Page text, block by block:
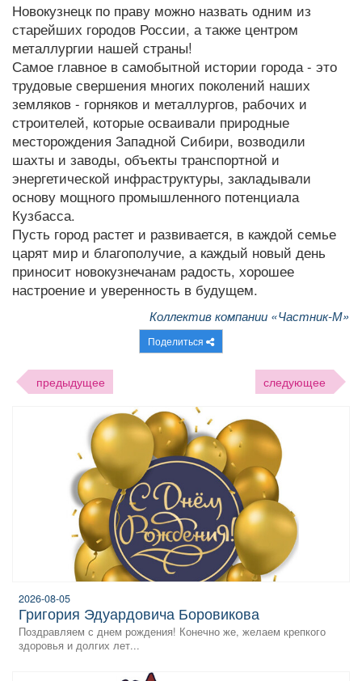
ТВ программа Я - пенсионер
Новокузнецк по праву можно назвать одним из
старейших городов России, а также центром
металлургии нашей страны!
Самое главное в самобытной истории города - это
трудовые свершения многих поколений наших
земляков - горняков и металлургов, рабочих и
строителей, которые осваивали природные
месторождения Западной Сибири, возводили
шахты и заводы, объекты транспортной и
энергетической инфраструктуры, закладывали
основу мощного промышленного потенциала
Кузбасса.
Пусть город растет и развивается, в каждой семье
царят мир и благополучие, а каждый новый день
приносит новокузнечанам радость, хорошее
настроение и уверенность в будущем.
Коллектив компании «Частник-М»
Поделиться
следующее
предыдущее
2026-08-05
Григория Эдуардовича Боровикова
Поздравляем с днем рождения! Конечно же, желаем крепкого
здоровья и долгих лет...